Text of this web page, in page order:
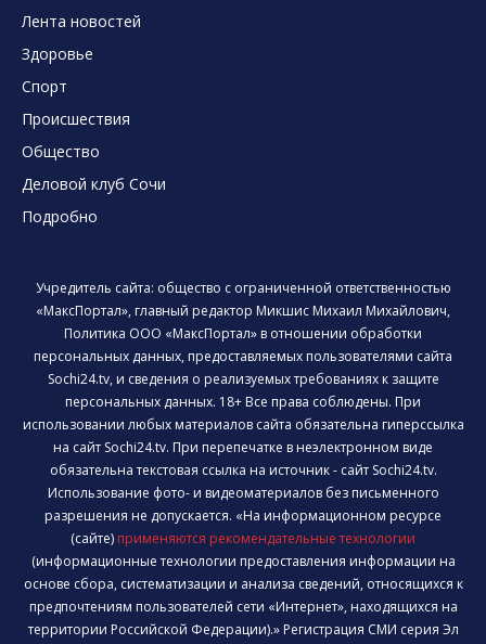
Лента новостей
Здоровье
Спорт
Происшествия
Общество
Деловой клуб Сочи
Подробно
Учредитель сайта: общество с ограниченной ответственностью
«МаксПортал», главный редактор Микшис Михаил Михайлович,
Политика ООО «МаксПортал» в отношении обработки
персональных данных, предоставляемых пользователями сайта
Sochi24.tv, и сведения о реализуемых требованиях к защите
персональных данных. 18+ Все права соблюдены. При
использовании любых материалов сайта обязательна гиперссылка
на сайт Sochi24.tv. При перепечатке в неэлектронном виде
обязательна текстовая ссылка на источник - сайт Sochi24.tv.
Использование фото- и видеоматериалов без письменного
разрешения не допускается. «На информационном ресурсе
(сайте) применяются рекомендательные технологии
(информационные технологии предоставления информации на
основе сбора, систематизации и анализа сведений, относящихся к
предпочтениям пользователей сети «Интернет», находящихся на
территории Российской Федерации).» Регистрация СМИ серия Эл